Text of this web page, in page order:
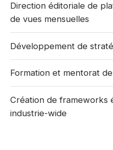
Direction éditoriale de
de vues mensuelles
Développement de
Formation et mentorat
Création de frameworks
industrie-wide